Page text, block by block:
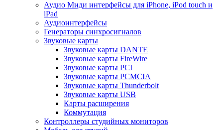
Аудио Миди интерфейсы для iPhone, iPod touch и
iPad
Аудиоинтерфейсы
Генераторы синхросигналов
Звуковые карты
Звуковые карты DANTE
Звуковые карты FireWire
Звуковые карты PCI
Звуковые карты PCMCIA
Звуковые карты Thunderbolt
Звуковые карты USB
Карты расширения
Коммутация
Контроллеры студийных мониторов